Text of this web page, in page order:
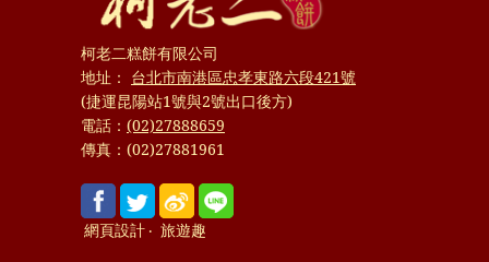
柯老二糕餅有限公司
地址： 台北市南港區忠孝東路六段421號
(捷運昆陽站1號與2號出口後方)
電話： (02)27888659
傳真： (02)27881961
網頁設計 ‧ 旅遊趣